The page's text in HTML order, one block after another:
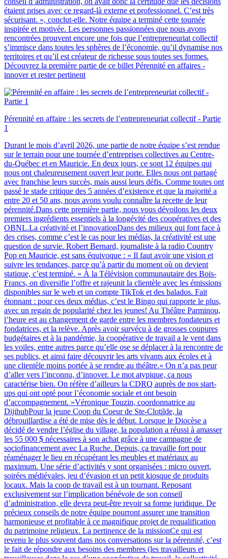
étaient prises avec ce regard-là externe et professionnel. C’est très
sécurisant. », conclut-elle. Notre équipe a terminé cette tournée
inspirée et motivée. Les personnes passionnées que nous avons
rencontrées prouvent encore une fois que l’entrepreneuriat collectif
s’immisce dans toutes les sphères de l’économie, qu’il dynamise nos
territoires et qu’il est créateur de richesse sous toutes ses formes.
Découvrez la première partie de ce billet Pérennité en affaires -
innover et rester pertinent
Pérennité en affaire : les secrets de l’entrepreneuriat collectif - Partie
1
Durant le mois d’avril 2026, une partie de notre équipe s’est rendue
sur le terrain pour une tournée d’entreprises collectives au Centre-
du-Québec et en Mauricie. En deux jours, ce sont 12 équipes qui
nous ont chaleureusement ouvert leur porte. Elles nous ont partagé
avec franchise leurs succès, mais aussi leurs défis. Comme toutes ont
passé le stade critique des 5 années d’existence et que la majorité a
entre 20 et 50 ans, nous avons voulu connaître la recette de leur
pérennité.Dans cette première partie, nous vous dévoilons les deux
premiers ingrédients essentiels à la longévité des coopératives et des
OBNL.La créativité et l’innovationDans des milieux qui font face à
des crises, comme c’est le cas pour les médias, la créativité est une
question de survie. Robert Bernard, journaliste à la radio Country
Pop en Mauricie, est sans équivoque : « Il faut avoir une vision et
suivre les tendances, parce qu’à partir du moment où on devient
statique, c’est terminé. » À la Télévision communautaire des Bois-
Francs, on diversifie l’offre et rajeunit la clientèle avec les émissions
disponibles sur le web et un compte TikTok et des balados. Fait
étonnant : pour ces deux médias, c’est le Bingo qui rapporte le plus,
avec un regain de popularité chez les jeunes! Au Théâtre Parminou,
l’heure est au changement de garde entre les membres fondateurs et
fondatrices, et la relève. Après avoir survécu à de grosses coupures
budgétaires et à la pandémie, la coopérative de travail a le vent dans
les voiles, entre autres parce qu’elle ose se déplacer à la rencontre de
ses publics, et ainsi faire découvrir les arts vivants aux écoles et à
une clientèle moins portée à se rendre au théâtre.« On n’a pas peur
d’aller vers l’inconnu, d’innover. Le mot atypique, ça nous
caractérise bien. On réfère d’ailleurs la CDRQ auprès de nos start-
ups qui ont opté pour l’économie sociale et ont besoin
d’accompagnement. »Véronique Touzin, coordonnatrice au
DijihubPour la jeune Coop du Coeur de Ste-Clotilde, la
débrouillardise a été de mise dès le début. Lorsque le Diocèse a
décidé de vendre l’église du village, la population a réussi à amasser
les 55 000 $ nécessaires à son achat grâce à une campagne de
sociofinancement avec La Ruche. Depuis, ça travaille fort pour
réaménager le lieu en récupérant les meubles et matériaux au
maximum. Une série d’activités y sont organisées : micro ouvert,
soirées médiévales, jeu d’évasion et un petit kiosque de produits
locaux. Mais la coop de travail est à un tournant. Reposant
exclusivement sur l’implication bénévole de son conseil
d’administration, elle devra peut-être revoir sa forme juridique. De
précieux conseils de notre équipe pourront assurer une transition
harmonieuse et profitable à ce magnifique projet de requalification
du patrimoine religieux. La pertinence de la missionCe qui est
revenu le plus souvent dans nos conversations sur la pérennité, c’est
le fait de répondre aux besoins des membres (les travailleurs et